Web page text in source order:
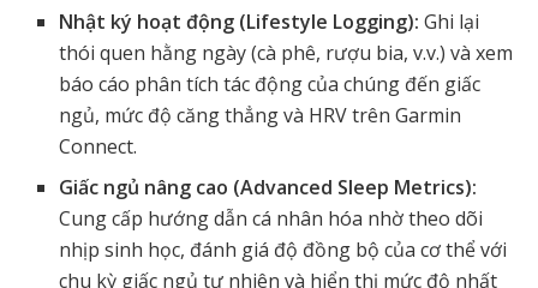
Nhật ký hoạt động (Lifestyle Logging): Ghi lại
thói quen hằng ngày (cà phê, rượu bia, v.v.) và xem
báo cáo phân tích tác động của chúng đến giấc
ngủ, mức độ căng thẳng và HRV trên Garmin
Connect.
Giấc ngủ nâng cao (Advanced Sleep Metrics):
Cung cấp hướng dẫn cá nhân hóa nhờ theo dõi
nhịp sinh học, đánh giá độ đồng bộ của cơ thể với
chu kỳ giấc ngủ tự nhiên và hiển thị mức độ nhất